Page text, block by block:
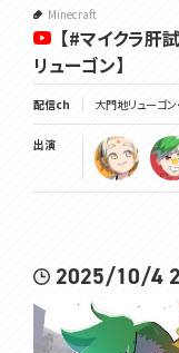
Minecraft
【#マイクラ肝
リューゴン】
配信ch 大門地リューゴ
出演
2025/10/4